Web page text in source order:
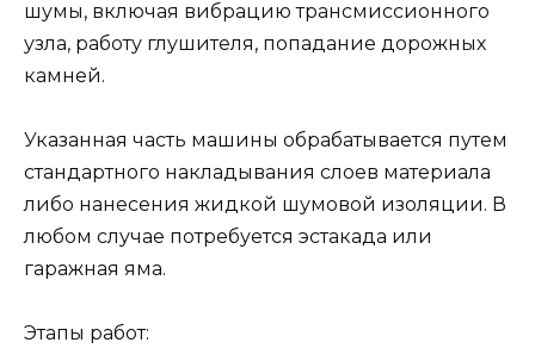
шумы, включая вибрацию трансмиссионного
узла, работу глушителя, попадание дорожных
камней.
Указанная часть машины обрабатывается путем
стандартного накладывания слоев материала
либо нанесения жидкой шумовой изоляции. В
любом случае потребуется эстакада или
гаражная яма.
Этапы работ: